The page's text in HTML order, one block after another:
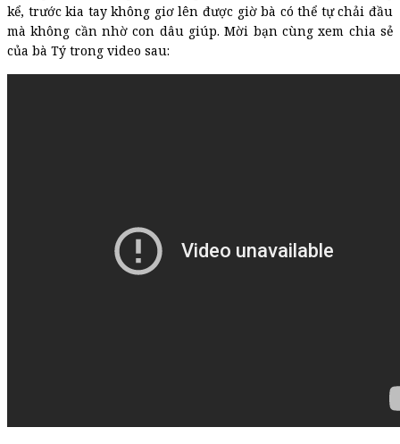
kể, trước kia tay không giơ lên được giờ bà có thể tự chải đầu
mà không cần nhờ con dâu giúp. Mời bạn cùng xem chia sẻ
của bà Tý trong video sau: